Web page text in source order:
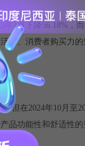
年1月下降56.18%，
动、消费者购买力
但在2024年10月
品功能性和舒适性